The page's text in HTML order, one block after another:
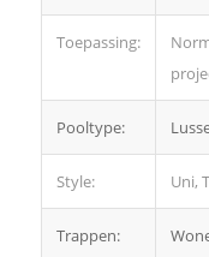
Toepassing:
Pooltype:
Style: Uni,
Trappen: